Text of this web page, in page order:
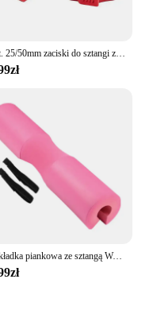
2 szt. 25/50mm zaciski do sztangi z mechanizmem szybkiego uwalniania blokada obroty obroże do sztangi klipsy do sztangi do podnoszenia ciężarów i treningu siłowego
Podkładka piankowa ze sztangą Wysokiej jakości szyja na ramię Trwały zestaw do przysiadów do podnoszenia ciężarów na podkładkach gimnastycznych Zagęszczony antypoślizgowy hantle fitness